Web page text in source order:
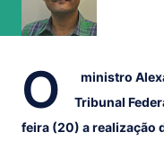
O
ministro
Tribunal
feira (20) a realização